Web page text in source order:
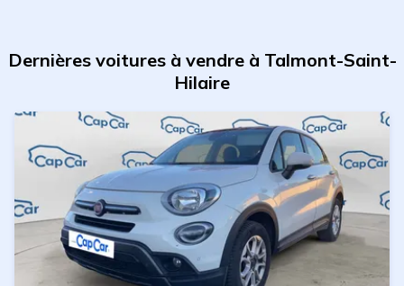
Dernières voitures à vendre à Talmont-Saint-
Hilaire